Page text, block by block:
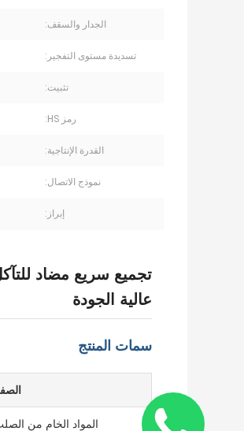
الجدار والسقف:
تسديدة مستوى التفجير:
تثبيت:
رمز HS:
القدرة الإنتاجية:
نموذج الاتصال:
إبراز:
تجميع سريع مضاد
عالية الجودة
سمات المنتج
المواد الخام من